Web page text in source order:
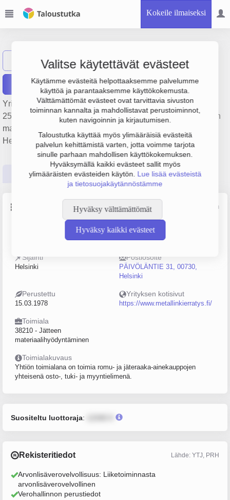
Kokeile ilmaiseksi
Valitse käytettävät evästeet
Käytämme evästeitä helpottaaksemme palvelumme
käyttöä ja parantaaksemme käyttökokemusta.
Välttämättömät evästeet ovat tarvittavia sivuston
toiminnan kannalta ja mahdollistavat perustoiminnot,
kuten navigoinnin ja kirjautumisen.
Taloustutka käyttää myös ylimääräisiä evästeitä
palvelun kehittämistä varten, jotta voimme tarjota
sinulle parhaan mahdollisen käyttökokemuksen.
Hyväksymällä kaikki evästeet sallit myös
ylimääräisten evästeiden käytön. Lue lisää evästeistä
ja tietosuojakäytännöstämme
Hyväksy välttämättömät
Hyväksy kaikki evästeet
Näytä haku Romukeskus Oy
Raportit
Yrityksen Romukeskus Oy liikevaihto on 74.6 milj. €, tulos
253 000 € ja henkilöstömäärä 5. Sen päätoimiala on Jätteen
materiaalihyödyntäminen, perustamisvuosi 1978 ja sijainti
Helsinki. Yrityksen yhtiömuoto Osakeyhtiö (OY).
Perustiedot Tilinpäätösluvut Päättäjätiedot
Lähde: YTJ, PRH, Traficom
Henkilöstömäärä
5–9
Sijainti
Helsinki
Postiosoite
PÄIVÖLÄNTIE 31, 00730,
Helsinki
Perustettu
15.03.1978
Yrityksen kotisivut
https://www.metallinkierratys.fi/
Toimiala
38210 - Jätteen
materiaalihyödyntäminen
Toimialakuvaus
Yhtiön toimialana on toimia romu- ja jäteraaka-ainekauppojen
yhteisenä osto-, tuki- ja myyntielimenä.
Suositeltu luottoraja:
Rekisteritiedot Lähde: YTJ, PRH
Arvonlisäverovelvollisuus: Liiketoiminnasta
arvonlisäverovelvollinen
Verohallinnon perustiedot